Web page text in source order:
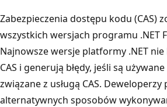
Zabezpieczenia dostępu kodu (CAS)
wszystkich wersjach programu .NET
Najnowsze wersje platformy .NET
CAS i generują błędy, jeśli są
związane z usługą CAS.
alternatywnych sposobów